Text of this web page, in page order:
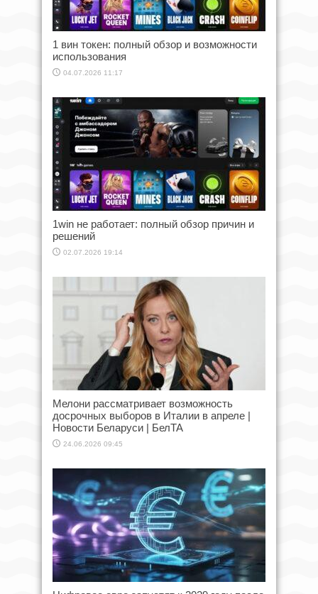
1 вин токен: полный обзор и возможности
использования
04.07.2026 11:17
1win не работает: полный обзор причин и
решений
02.07.2026 19:14
Мелони рассматривает возможность
досрочных выборов в Италии в апреле |
Новости Беларуси | БелТА
24.06.2026 09:45